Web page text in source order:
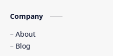
Company
About
Blog